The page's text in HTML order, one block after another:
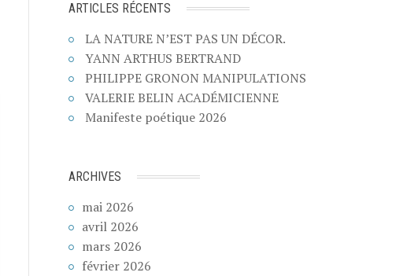
ARTICLES RÉCENTS
LA NATURE N’EST PAS UN DÉCOR.
YANN ARTHUS BERTRAND
PHILIPPE GRONON MANIPULATIONS
VALERIE BELIN ACADÉMICIENNE
Manifeste poétique 2026
ARCHIVES
mai 2026
avril 2026
mars 2026
février 2026